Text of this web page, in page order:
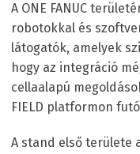
A ONE FANUC
robotokkal és
látogatók, amelyek
hogy az integráció
cellaalapú
FIELD platformon
A stand első területe